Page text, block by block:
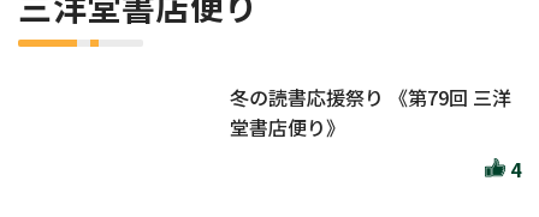
冬の読書応援祭り 《第79回 三洋
堂書店便り》
4